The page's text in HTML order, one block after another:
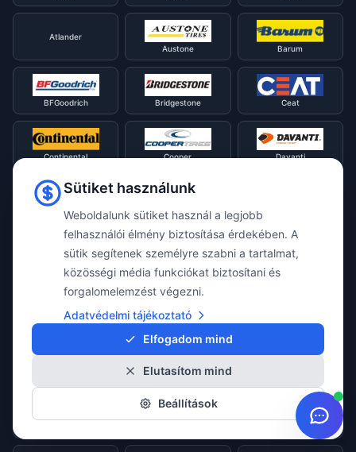
Atlander
Austone
Barum
BFGoodrich Bridgestone Ceat
Continental Cooper Davanti
Debica
Double Star
Falken Firestone
General
Gripmax
Sütiket használunk
Weboldalunk sütiket használ a legjobb
felhasználói élmény biztosítása érdekében. A
sütik segítenek személyre szabni a tartalmat,
közösségi média funkciókat biztosítani és
forgalomelemzést végezni.
Adatvédelmi tájékoztató
Elfogadom mind
Elutasítom mind
Beállítások